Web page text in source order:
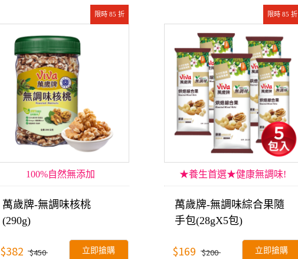
限時 85 折
100%自然無添加
萬歲牌-無調味核桃
(290g)
$382 $450 立即搶購
限時 85 折
★養生首選★健康無調味!
萬歲牌-無調味綜合果隨
手包(28gX5包)
$169 $200 立即搶購